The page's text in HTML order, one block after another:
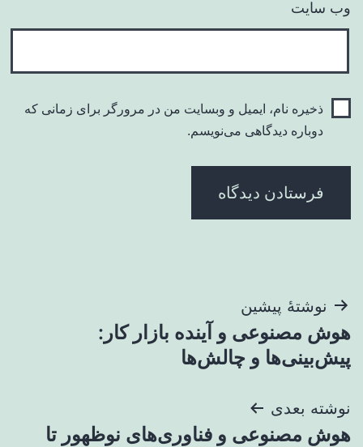
وب‌ سایت
ذخیره نام، ایمیل و وبسایت من در مرورگر برای زمانی که
دوباره دیدگاهی می‌نویسم.
راهبری
نوشته
نوشتهٔ پیشین
هوش مصنوعی و آینده بازار کار:
پیش‌بینی‌ها و چالش‌ها
نوشته بعدی
هوش مصنوعی و فناوری‌های نوظهور تا